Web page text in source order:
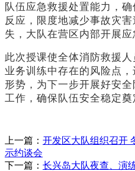
队伍应急救援处置能力，
反应，限度地减少事故灾
失，大队在营区内部开展应
此次授课使全体消防救援
业务训练中存在的风险点
形势，为下一步开展好安
工作，确保队伍安全稳定奠
上一篇： 开发区大队组织召开
示约谈会
下一篇： 长兴岛大队夜查、演